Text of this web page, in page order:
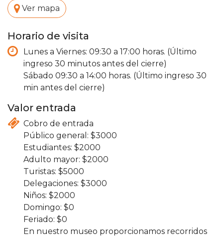
. Ver mapa
Horario de visita
Lunes a Viernes: 09:30 a 17:00 horas. (Último
ingreso 30 minutos antes del cierre)
Sábado 09:30 a 14:00 horas. (Último ingreso 30
min antes del cierre)
Valor entrada
Cobro de entrada
3000
2000
2000
5000
3000
2000
0
0
En nuestro museo proporcionamos recorridos